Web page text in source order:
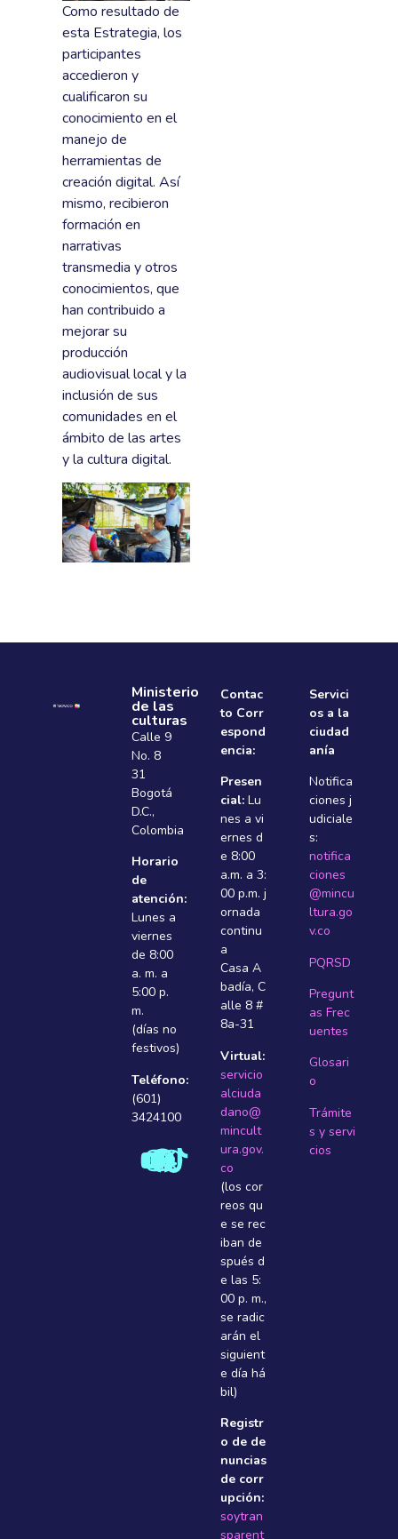
Como resultado de
esta Estrategia, los
participantes
accedieron y
cualificaron su
conocimiento en el
manejo de
herramientas de
creación digital. Así
mismo, recibieron
formación en
narrativas
transmedia y otros
conocimientos, que
han contribuido a
mejorar su
producción
audiovisual local y la
inclusión de sus
comunidades en el
ámbito de las artes
y la cultura digital.
Ministerio
de las
culturas
Calle 9
No. 8
31
Bogotá
D.C.,
Colombia
Horario
de
atención:
Lunes a
viernes
de 8:00
a. m. a
5:00 p.
m.
(días no
festivos)
Teléfono:
(601)
3424100
Contac
to Corr
espond
encia:
Presen
cial: Lu
nes a vi
ernes d
e 8:00
a.m. a 3:
00 p.m. j
ornada
continu
a
Casa A
badí­a, C
alle 8 #
8a-31
Virtual:
servicio
alciuda
dano@
mincult
ura.gov.
co
(los cor
reos qu
e se rec
iban de
spués d
e las 5:
00 p. m.,
se radic
arán el
siguient
e dí­a há
bil)
Registr
o de de
nuncias
de corr
upción:
soytran
sparent
Servici
os a la
ciudad
anía
Notifica
ciones j
udiciale
s:
notifica
ciones
@mincu
ltura.go
v.co
PQRSD
Pregunt
as Frec
uentes
Glosari
o
Trámite
s y servi
cios